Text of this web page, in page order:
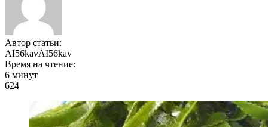
Автор статьи:
AI56kavAI56kav
Время на чтение:
6 минут
624